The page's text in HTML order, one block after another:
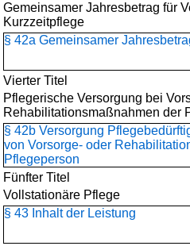
Gemeinsamer Jahresbetrag für
Kurzzeitpflege
§ 42a Gemeinsamer
Vierter Titel
Pflegerische Versorgung bei
Rehabilitationsmaßnahmen der
§ 42b Versorgung
von Vorsorge- oder
Pflegeperson
Fünfter Titel
Vollstationäre Pflege
§ 43 Inhalt der Leistung